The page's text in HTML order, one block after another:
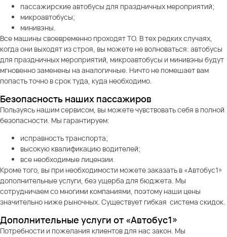
пассажирские автобусы для праздничных мероприятий;
микроавтобусы;
минивэны.
Все машины своевременно проходят ТО. В тех редких случаях,
когда они выходят из строя, вы можете не волноваться: автобусы
для праздничных мероприятий, микроавтобусы и минивэны будут
мгновенно заменены на аналогичные. Ничто не помешает вам
попасть точно в срок туда, куда необходимо.
Безопасность наших пассажиров
Пользуясь нашим сервисом, вы можете чувствовать себя в полной
безопасности. Мы гарантируем:
исправность транспорта;
высокую квалификацию водителей;
все необходимые лицензии.
Кроме того, вы при необходимости можете заказать в «Автобус1»
дополнительные услуги, без ущерба для бюджета. Мы
сотрудничаем со многими компаниями, поэтому наши цены
значительно ниже рыночных. Существует гибкая система скидок.
Дополнительные услуги от «Автобус1»
Потребности и пожелания клиентов для нас закон. Мы